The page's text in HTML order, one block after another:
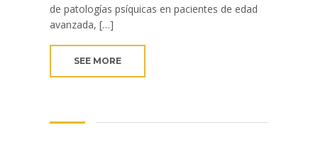
de patologías psíquicas en pacientes de edad
avanzada, […]
SEE MORE